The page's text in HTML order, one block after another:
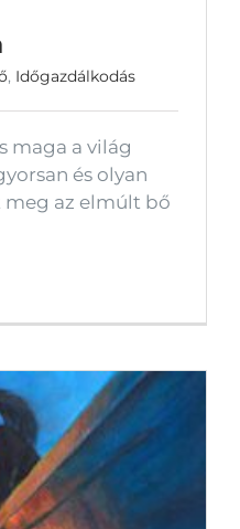
, Időgazdálkodás
maga a világ
és olyan
az elmúlt bő